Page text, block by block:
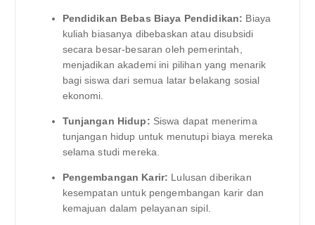
Pendidikan Bebas Biaya Pendidikan: Biaya
kuliah biasanya dibebaskan atau disubsidi
secara besar-besaran oleh pemerintah,
menjadikan akademi ini pilihan yang menarik
bagi siswa dari semua latar belakang sosial
ekonomi.
Tunjangan Hidup: Siswa dapat menerima
tunjangan hidup untuk menutupi biaya mereka
selama studi mereka.
Pengembangan Karir: Lulusan diberikan
kesempatan untuk pengembangan karir dan
kemajuan dalam pelayanan sipil.